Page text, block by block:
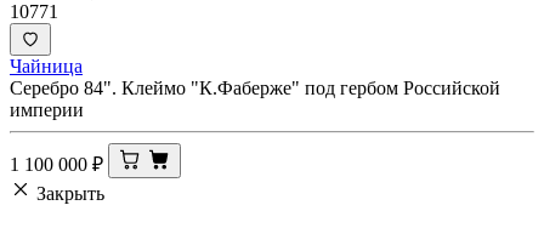
10771
Чайница
Серебро 84". Клеймо "К.Фаберже" под гербом Российской
империи
1 100 000 ₽
Закрыть